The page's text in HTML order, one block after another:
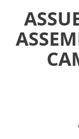
NOTÍCIAS
VÍDEOS